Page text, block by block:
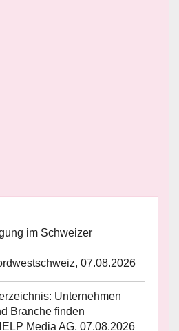
im Schweizer
07.08.2026
Unternehmen
Branche finden
Media AG, 07.08.2026